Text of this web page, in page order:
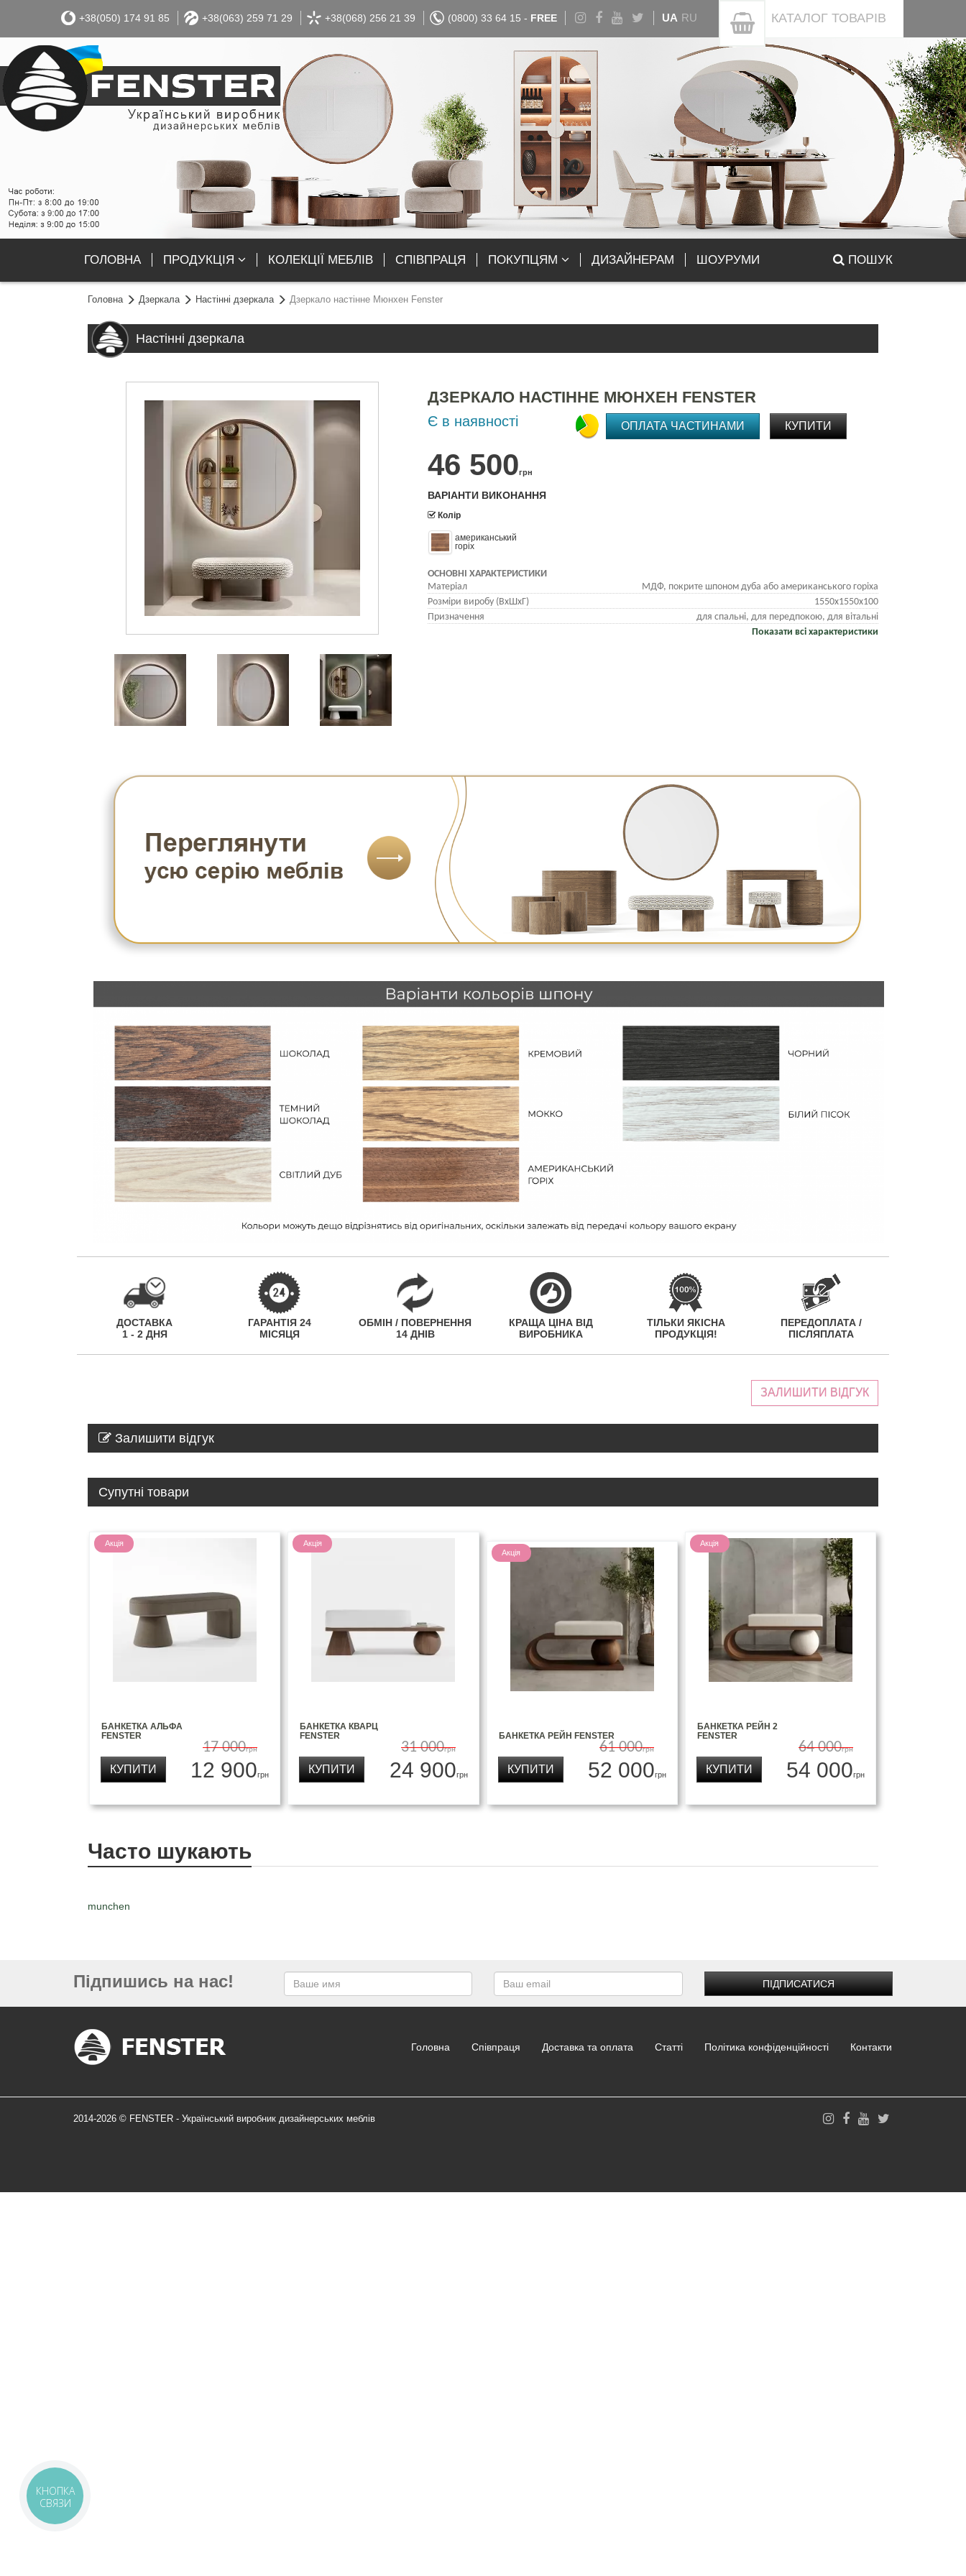
+38(050) 174 91 85 +38(063) 259 71 29 +38(068) 256 21 39 (0800) 33 64 15 - FREE UA RU КАТАЛОГ ТОВАРІВ
ГОЛОВНА ПРОДУКЦІЯ КОЛЕКЦІЇ МЕБЛІВ СПІВПРАЦЯ ПОКУПЦЯМ ДИЗАЙНЕРАМ ШОУРУМИ ПОШУК
Головна Дзеркала Настінні дзеркала Дзеркало настінне Мюнхен Fenster
Настінні дзеркала
ДЗЕРКАЛО НАСТІННЕ МЮНХЕН FENSTER
Є в наявності
46 500грн
ОПЛАТА ЧАСТИНАМИ КУПИТИ
ВАРІАНТИ ВИКОНАННЯ
Колір
американський
горіх
ОСНОВНІ ХАРАКТЕРИСТИКИ
Матеріал
МДФ, покрите шпоном дуба або американського горіха
Розміри виробу (ВхШхГ)
1550х1550х100
Призначення
для спальні, для передпокою, для вітальні
Показати всі характеристики
ДОСТАВКА
1 - 2 ДНЯ
ГАРАНТІЯ 24
МІСЯЦЯ
ОБМІН / ПОВЕРНЕННЯ
14 ДНІВ
КРАЩА ЦІНА ВІД
ВИРОБНИКА
ТІЛЬКИ ЯКІСНА
ПРОДУКЦІЯ!
ПЕРЕДОПЛАТА /
ПІСЛЯПЛАТА
ЗАЛИШИТИ ВІДГУК
Залишити відгук
Супутні товари
Акція
БАНКЕТКА АЛЬФА
FENSTER
17 000грн
12 900грн
КУПИТИ
Акція
БАНКЕТКА КВАРЦ
FENSTER
31 000грн
24 900грн
КУПИТИ
Акція
БАНКЕТКА РЕЙН FENSTER
61 000грн
52 000грн
КУПИТИ
Акція
БАНКЕТКА РЕЙН 2
FENSTER
64 000грн
54 000грн
КУПИТИ
Часто шукають
munchen
Підпишись на нас! ПІДПИСАТИСЯ
Головна Співпраця Доставка та оплата Статті Політика конфіденційності Контакти
2014-2026 © FENSTER - Український виробник дизайнерських меблів
КНОПКА
СВЯЗИ